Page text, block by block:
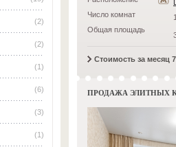
(2)
(2)
(1)
(6)
(3)
(1)
Число комнат
Общая площадь
Стоимость за месяц
ПРОДАЖА ЭЛИТНЫХ